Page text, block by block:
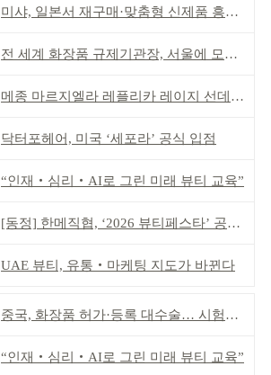
미샤, 일본서 재구매·맞춤형 신제품 흥행 ‘쌍끌이’
전 세계 화장품 규제기관장, 서울에 모인다
메종 마르지엘라 레플리카 레이지 선데이 모닝 디퓨저
닥터포헤어, 미국 ‘세포라’ 공식 입점
“인재‧심리‧AI로 그린 미래 뷰티 교육”
[동정] 한메직협, ‘2026 뷰티페스타’ 공동 주최
UAE 뷰티, 유통‧마케팅 지도가 바뀐다
중국, 화장품 허가·등록 대수술… 시험자료 공용 허용
“인재‧심리‧AI로 그린 미래 뷰티 교육”